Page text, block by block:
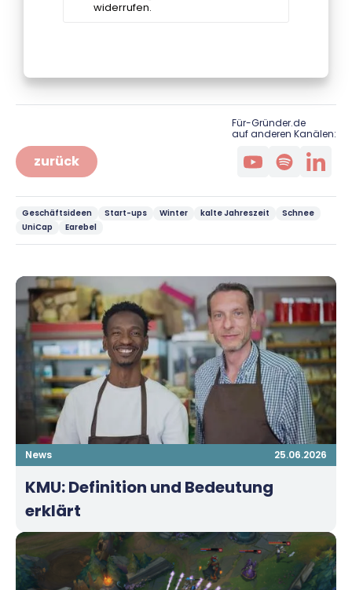
zurück
Für-Gründer.de
auf anderen Kanälen:
Geschäftsideen Start-ups Winter kalte Jahreszeit
Schnee
UniCap
Earebel
25.06.2026
News
KMU: Definition und Bedeutung
erklärt